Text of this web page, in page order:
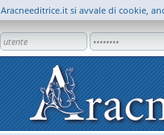
Aracneeditrice.it si avvale di cookie,